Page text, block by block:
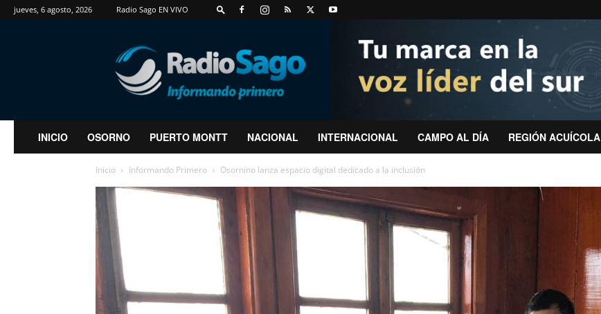
jueves, 6 agosto, 2026 Radio Sago EN VIVO
RadioSago
INICIO OSORNO PUERTO MONTT NACIONAL INTERNACIONAL CAMPO AL DÍA REGIÓN ACUÍCOLA
Inicio Informando Primero Osornino lanza espacio digital dedicado a la inclusión